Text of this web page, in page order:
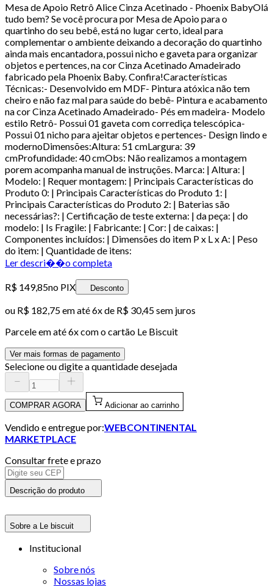
Mesa de Apoio Retrô Alice Cinza Acetinado - Phoenix BabyOlá
tudo bem? Se você procura por Mesa de Apoio para o
quartinho do seu bebê, está no lugar certo, ideal para
complementar o ambiente deixando a decoração do quartinho
ainda mais encantadora, possui nicho e gaveta para organizar
objetos e pertences, na cor Cinza Acetinado Amadeirado
fabricado pela Phoenix Baby. Confira!Características
Técnicas:- Desenvolvido em MDF- Pintura atóxica não tem
cheiro e não faz mal para saúde do bebê- Pintura e acabamento
na cor Cinza Acetinado Amadeirado- Pés em madeira- Modelo
estilo Retrô- Possui 01 gaveta com corrediça telescópica-
Possui 01 nicho para ajeitar objetos e pertences- Design lindo e
modernoDimensões:Altura: 51 cmLargura: 39
cmProfundidade: 40 cmObs: Não realizamos a montagem
porem acompanha manual de instruções. Marca: | Altura: |
Modelo: | Requer montagem: | Principais Características do
Produto 0: | Principais Características do Produto 1: |
Principais Características do Produto 2: | Baterias são
necessárias?: | Certificação de teste externa: | da peça: | do
modelo: | Is Fragile: | Fabricante: | Cor: | de caixas: |
Componentes incluídos: | Dimensões do item P x L x A: | Peso
do item: | Quantidade de itens:
Ler descri��o completa
R$ 149,85no PIX Desconto
ou R$ 182,75em até6x de R$ 30,45 sem juros
Parcele em até6x com o cartão Le Biscuit
Ver mais formas de pagamento
Selecione ou digite a quantidade desejada
COMPRAR AGORA Adicionar ao carrinho
Vendido e entregue por:WEBCONTINENTAL
MARKETPLACE
Consultar frete e prazo
Descrição do produto
Sobre a Le biscuit
Institucional
Sobre nós
Nossas lojas